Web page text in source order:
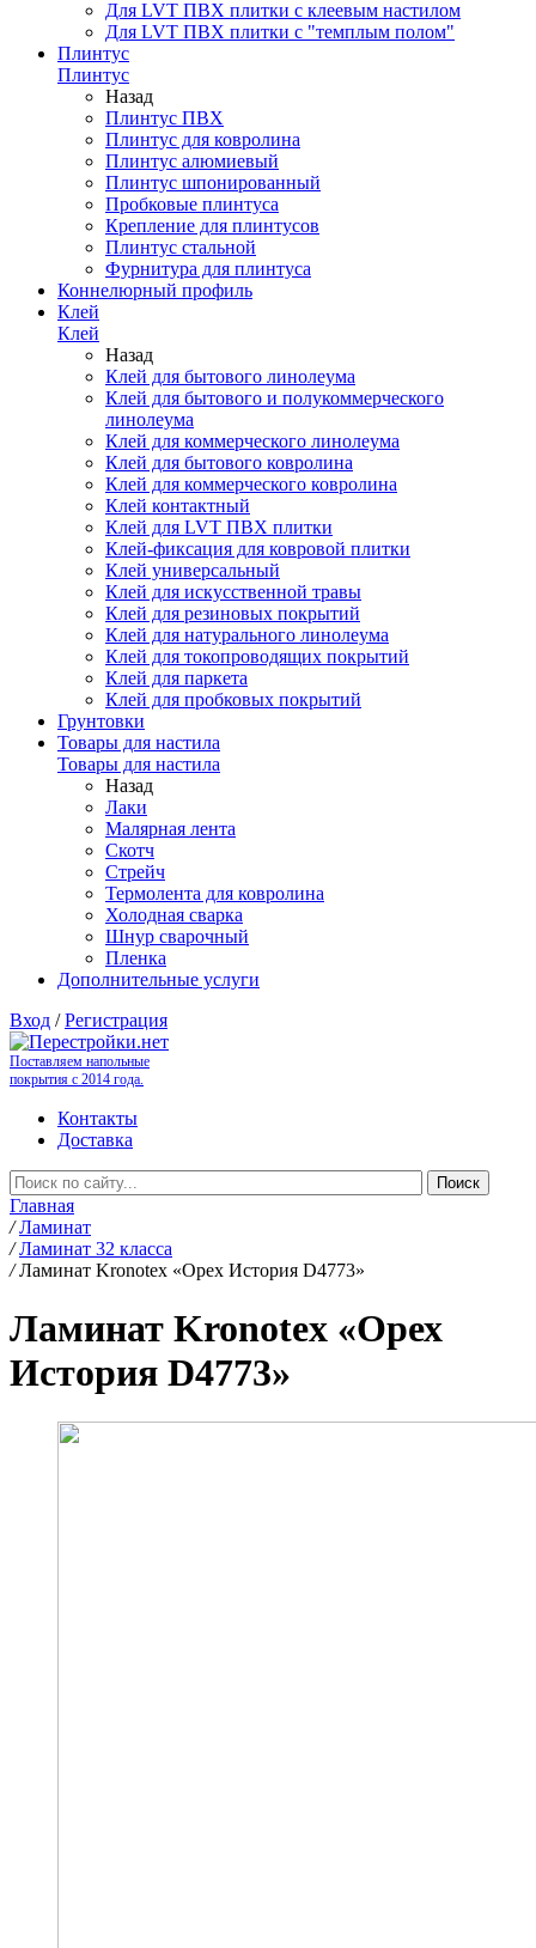
Для LVT ПВХ плитки с клеевым настилом
Для LVT ПВХ плитки с "темплым полом"
Плинтус
Плинтус
Назад
Плинтус ПВХ
Плинтус для ковролина
Плинтус алюмиевый
Плинтус шпонированный
Пробковые плинтуса
Крепление для плинтусов
Плинтус стальной
Фурнитура для плинтуса
Коннелюрный профиль
Клей
Клей
Назад
Клей для бытового линолеума
Клей для бытового и полукоммерческого
линолеума
Клей для коммерческого линолеума
Клей для бытового ковролина
Клей для коммерческого ковролина
Клей контактный
Клей для LVT ПВХ плитки
Клей-фиксация для ковровой плитки
Клей универсальный
Клей для искусственной травы
Клей для резиновых покрытий
Клей для натурального линолеума
Клей для токопроводящих покрытий
Клей для паркета
Клей для пробковых покрытий
Грунтовки
Товары для настила
Товары для настила
Назад
Лаки
Малярная лента
Скотч
Стрейч
Термолента для ковролина
Холодная сварка
Шнур сварочный
Пленка
Дополнительные услуги
Вход /Регистрация
Поставляем напольные
покрытия с 2014 года.
Контакты
Доставка
Главная
/ Ламинат
/ Ламинат 32 класса
/ Ламинат Kronotex «Орех История D4773»
Ламинат Kronotex «Орех
История D4773»